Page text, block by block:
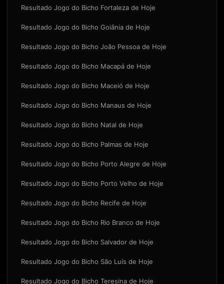
Resultado Jogo do Bicho Fortaleza de Hoje
Resultado Jogo do Bicho Goiânia de Hoje
Resultado Jogo do Bicho João Pessoa de Hoje
Resultado Jogo do Bicho Macapá de Hoje
Resultado Jogo do Bicho Maceió de Hoje
Resultado Jogo do Bicho Manaus de Hoje
Resultado Jogo do Bicho Natal de Hoje
Resultado Jogo do Bicho Palmas de Hoje
Resultado Jogo do Bicho Porto Alegre de Hoje
Resultado Jogo do Bicho Porto Velho de Hoje
Resultado Jogo do Bicho Recife de Hoje
Resultado Jogo do Bicho Rio Branco de Hoje
Resultado Jogo do Bicho Salvador de Hoje
Resultado Jogo do Bicho São Luís de Hoje
Resultado Jogo do Bicho Teresina de Hoje